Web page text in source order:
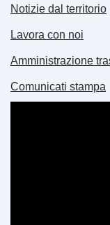
Notizie dal territorio
Lavora con noi
Amministrazione
Comunicati stampa